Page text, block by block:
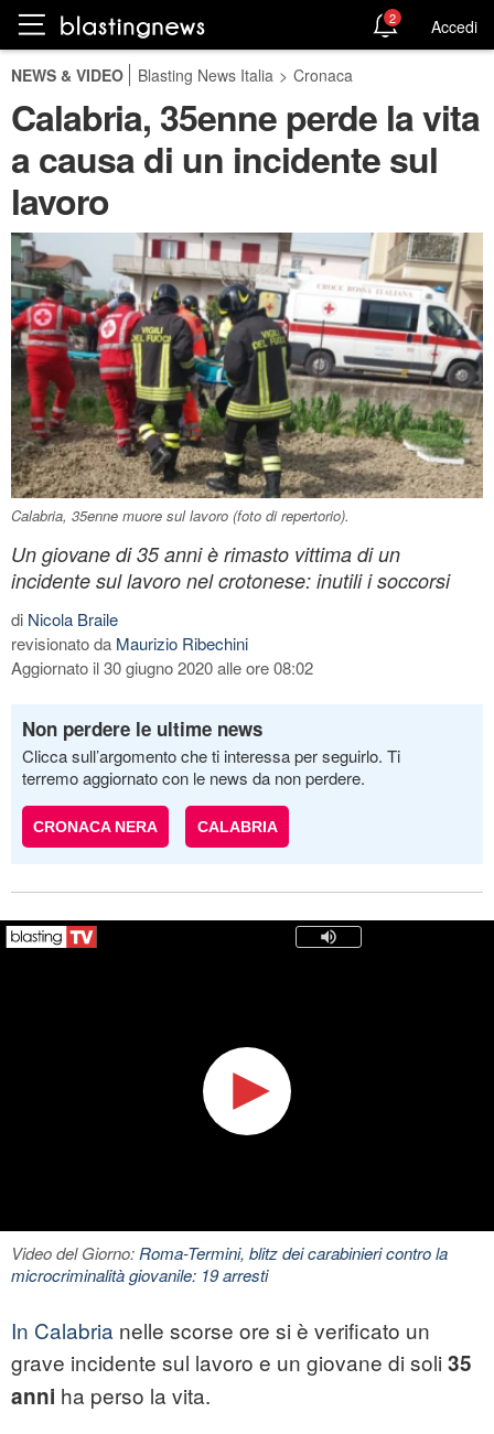
2 Accedi
NEWS & VIDEO Blasting News Italia > Cronaca
Calabria, 35enne perde la vita
a causa di un incidente sul
lavoro
Calabria, 35enne muore sul lavoro (foto di repertorio).
Un giovane di 35 anni è rimasto vittima di un
incidente sul lavoro nel crotonese: inutili i soccorsi
di Nicola Braile
revisionato da Maurizio Ribechini
Aggiornato il 30 giugno 2020 alle ore 08:02
Non perdere le ultime news
Clicca sull’argomento che ti interessa per seguirlo. Ti
terremo aggiornato con le news da non perdere.
CRONACA NERA CALABRIA
Video del Giorno:Roma-Termini, blitz dei carabinieri contro la
microcriminalità giovanile: 19 arresti
In Calabria nelle scorse ore si è verificato un
grave incidente sul lavoro e un giovane di soli 35
anni ha perso la vita.